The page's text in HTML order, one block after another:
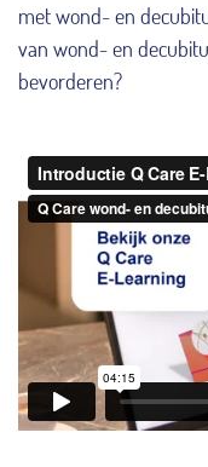
met wond- en
van wond- en
bevorderen?